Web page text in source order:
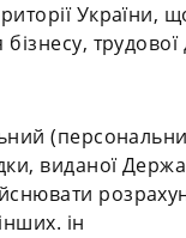
України,
виданої
ін